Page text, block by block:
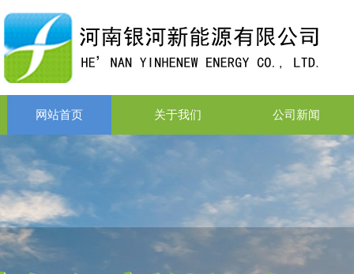
网站首页 关于我们 公司新闻